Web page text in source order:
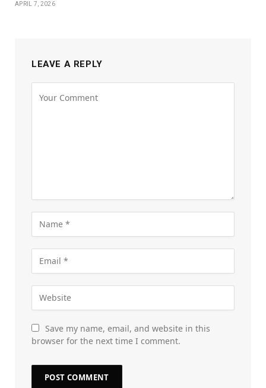
APRIL 7, 2026
LEAVE A REPLY
Save my name, email, and website in this
browser for the next time I comment.